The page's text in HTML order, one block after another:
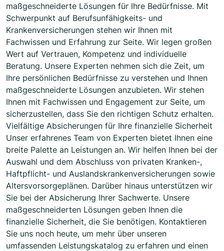
maßgeschneiderte Lösungen für Ihre Bedürfnisse. Mit
Schwerpunkt auf Berufsunfähigkeits- und
Krankenversicherungen stehen wir Ihnen mit
Fachwissen und Erfahrung zur Seite. Wir legen großen
Wert auf Vertrauen, Kompetenz und individuelle
Beratung. Unsere Experten nehmen sich die Zeit, um
Ihre persönlichen Bedürfnisse zu verstehen und Ihnen
maßgeschneiderte Lösungen anzubieten. Wir stehen
Ihnen mit Fachwissen und Engagement zur Seite, um
sicherzustellen, dass Sie den richtigen Schutz erhalten.
Vielfältige Absicherungen für Ihre finanzielle Sicherheit
Unser erfahrenes Team von Experten bietet Ihnen eine
breite Palette an Leistungen an. Wir helfen Ihnen bei der
Auswahl und dem Abschluss von privaten Kranken-,
Haftpflicht- und Auslandskrankenversicherungen sowie
Altersvorsorgeplänen. Darüber hinaus unterstützen wir
Sie bei der Absicherung Ihrer Sachwerte. Unsere
maßgeschneiderten Lösungen geben Ihnen die
finanzielle Sicherheit, die Sie benötigen. Kontaktieren
Sie uns noch heute, um mehr über unseren
umfassenden Leistungskatalog zu erfahren und einen